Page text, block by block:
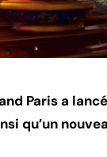
Paris a
qu’un